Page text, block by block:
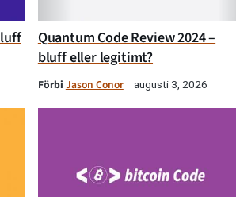
Quantum Code Review 2024 –
bluff eller legitimt?
Förbi Jason Conor augusti 3, 2026